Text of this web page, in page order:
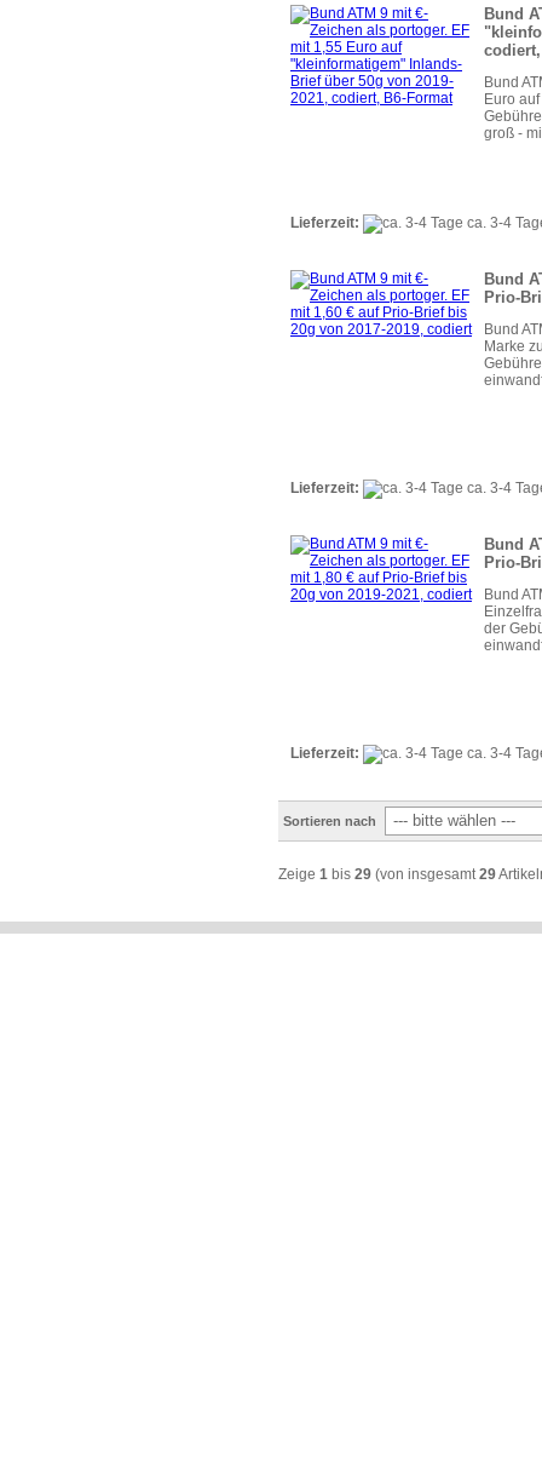
Bund
Bund
Euro
groß -
Lieferzeit: ca. 3-4
Bund
Prio-
Bund
Marke
Lieferzeit: ca. 3-4
Bund
Prio-
Bund
der
Lieferzeit: ca. 3-4
Sortieren nach
Zeige 1 bis 29 (von insgesamt 29